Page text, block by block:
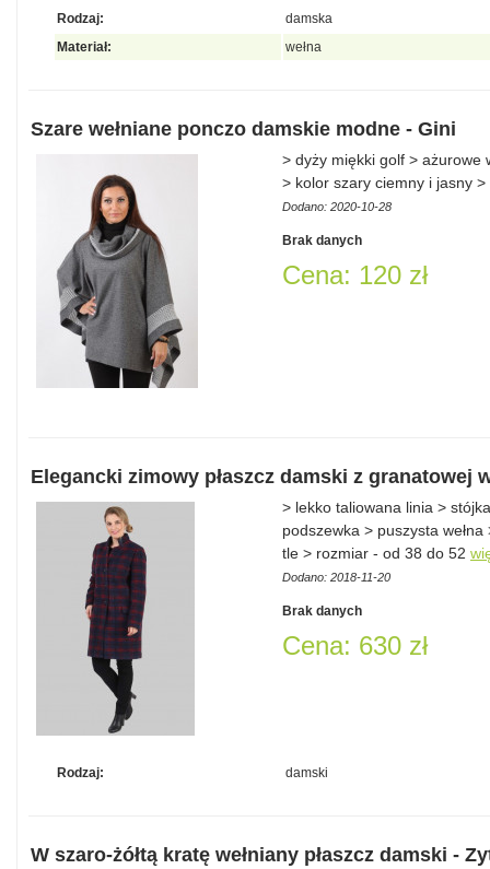
Rodzaj:
damska
Materiał:
wełna
Szare wełniane ponczo damskie modne - Gini
> dyży miękki golf > ażurowe
> kolor szary ciemny i jasny
Dodano: 2020-10-28
Brak danych
Cena: 120 zł
Elegancki zimowy płaszcz damski z granatowej
> lekko taliowana linia >
podszewka > puszysta
tle > rozmiar - od 38 do 52
Dodano: 2018-11-20
Brak danych
Cena: 630 zł
Rodzaj: damski
W szaro-żółtą kratę wełniany płaszcz damski -